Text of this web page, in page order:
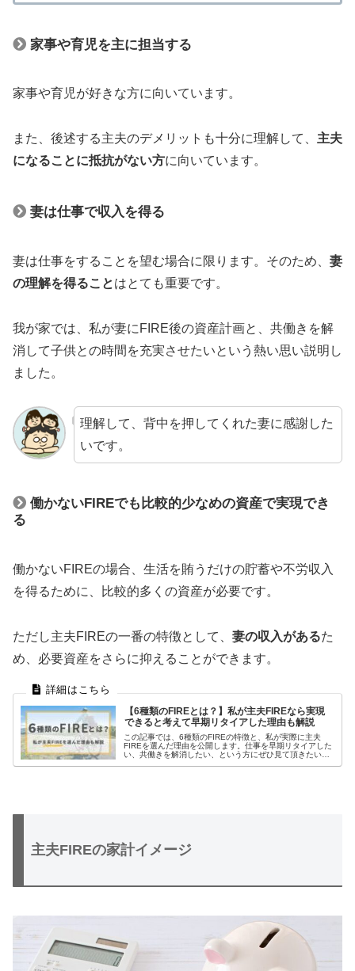
家事や育児を主に担当する
家事や育児が好きな方に向いています。
また、後述する主夫のデメリットも十分に理解して、 主夫
になることに抵抗がない方に向いています。
妻は仕事で収入を得る
妻は仕事をすることを望む場合に限ります。そのため、 妻
の理解を得ることはとても重要です。
我が家では、私が妻にFIRE後の資産計画と、共働きを解
消して子供との時間を充実させたいという熱い思い説明し
ました。
理解して、背中を押してくれた妻に感謝した
いです。
働かないFIREでも比較的少なめの資産で実現でき
る
働かないFIREの場合、生活を賄うだけの貯蓄や不労収入
を得るために、比較的多くの資産が必要です。
ただし主夫FIREの一番の特徴として、 妻の収入があるた
め、必要資産をさらに抑えることができます。
【6種類のFIREとは？】私が主夫FIREなら実現
できると考えて早期リタイアした理由も解説
この記事では、6種類のFIREの特徴と、私が実際に主夫
FIREを選んだ理由を公開します。仕事を早期リタイアした
い、共働きを解消したい、という方にぜひ見て頂きたいで
主夫FIREの家計イメージ